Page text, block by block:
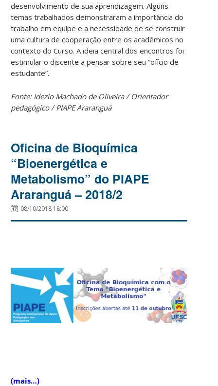
desenvolvimento de sua aprendizagem. Alguns
temas trabalhados demonstraram a importância do
trabalho em equipe e a necessidade de se construir
uma cultura de cooperação entre os acadêmicos no
contexto do Curso. A ideia central dos encontros foi
estimular o discente a pensar sobre seu “ofício de
estudante”.
Fonte: Idezio Machado de Oliveira / Orientador
pedagógico / PIAPE Araranguá
Oficina de Bioquímica
“Bioenergética e
Metabolismo” do PIAPE
Araranguá – 2018/2
08/10/2018 18:00
(mais…)